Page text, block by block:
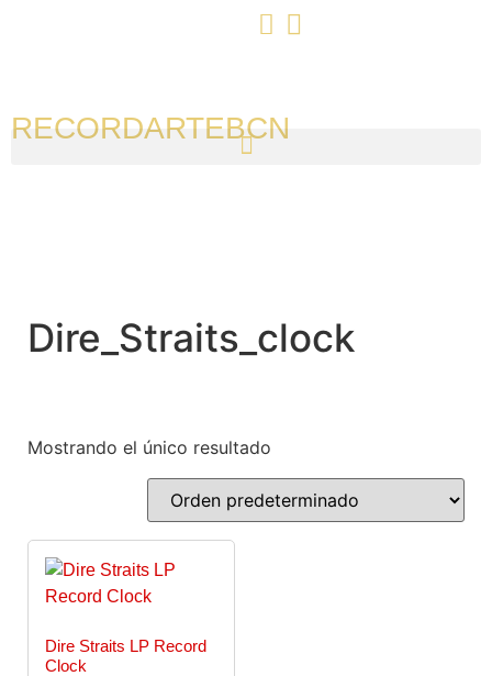
RECORDARTEBCN
Dire_Straits_clock
Mostrando el único resultado
Dire Straits LP Record
Clock